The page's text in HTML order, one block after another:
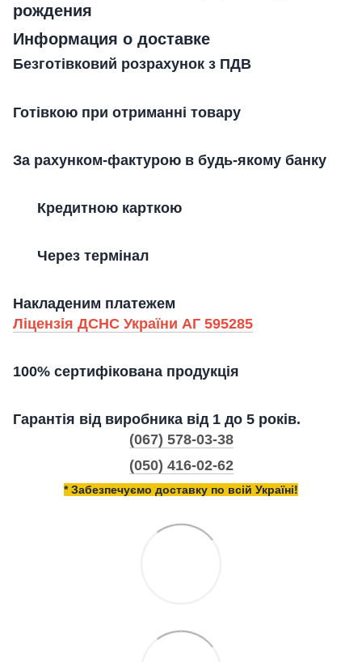
рождения
Информация о доставке
Безготівковий розрахунок з ПДВ
Готівкою при отриманні товару
За рахунком-фактурою в будь-якому банку
Кредитною карткою
Через термінал
Накладеним платежем
Ліцензія ДСНС України АГ 595285
100% сертифікована продукція
Гарантія від виробника від 1 до 5 років.
(067) 578-03-38
(050) 416-02-62
* Забезпечуємо доставку по всій Україні!